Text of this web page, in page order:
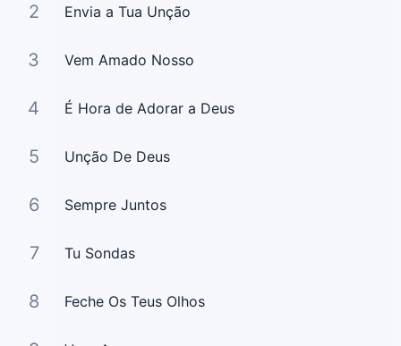
2 Envia a Tua Unção
3 Vem Amado Nosso
4 É Hora de Adorar a Deus
5 Unção De Deus
6 Sempre Juntos
7 Tu Sondas
8 Feche Os Teus Olhos